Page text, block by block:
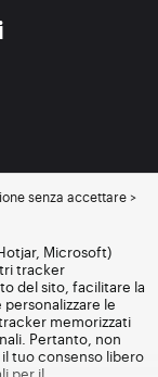
senza accettare >
Microsoft)
tracker
del sito, facilitare la
le
memorizzati
Pertanto, non
tuo consenso libero
per il